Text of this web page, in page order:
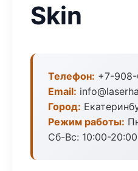
Skin
Телефон: +7-
Email:
Город:
Режим работы:
Сб-Вс: 10:00-20:00